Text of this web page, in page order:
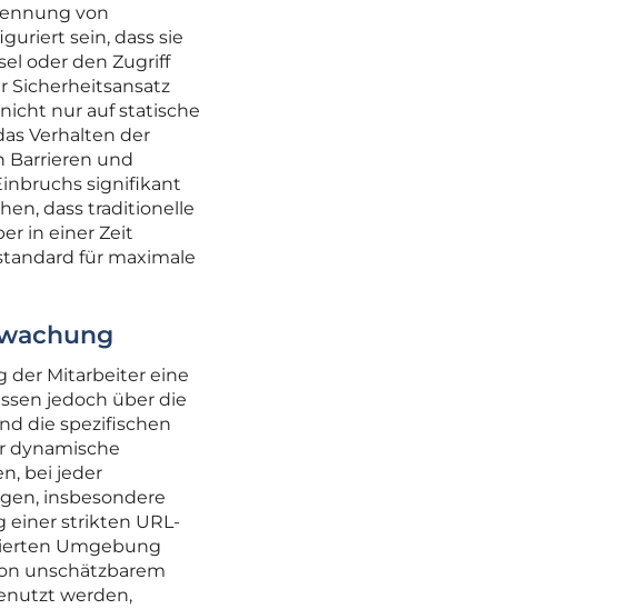
von
sein, dass sie
oder den Zugriff
Sicherheitsansatz
nur auf statische
Verhalten der
Barrieren und
signifikant
dass traditionelle
in einer Zeit
für maximale
der Mitarbeiter eine
jedoch über die
die spezifischen
dynamische
bei jeder
insbesondere
einer strikten URL-
Umgebung
unschätzbarem
werden,